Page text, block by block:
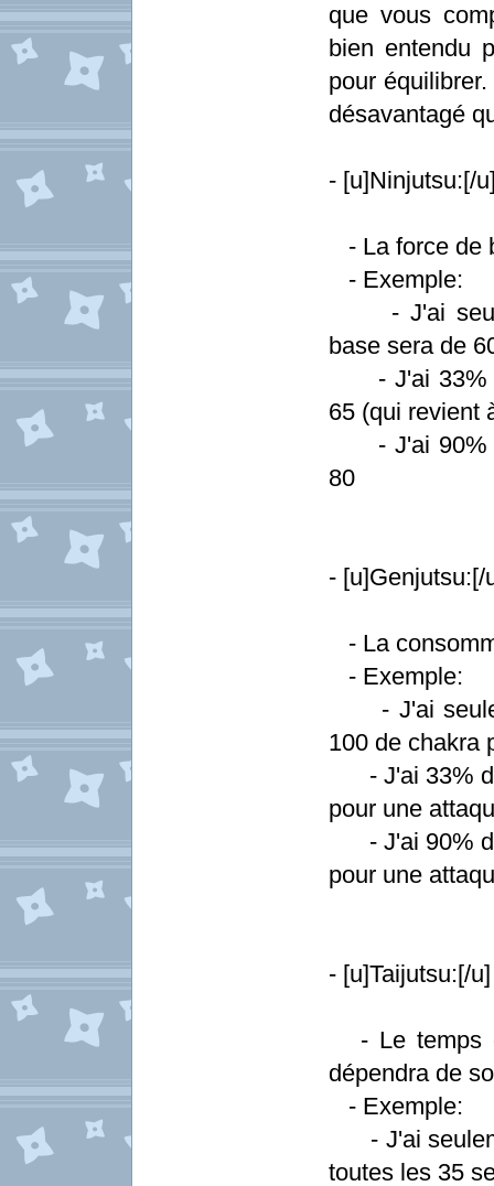
que vous
bien entendu
pour
désavantagé
- [u]Ninjutsu:[/
- La force de
- Exemple:
- J'ai
base sera de
- J'ai 33%
65 (qui revient
- J'ai 90%
80
- [u]Genjutsu:[/
- La
- Exemple:
- J'ai
100 de chakra
- J'ai 33%
pour une
- J'ai 90%
pour une
- [u]Taijutsu:[/u]
- Le temps
dépendra de
- Exemple:
- J'ai
toutes les 35